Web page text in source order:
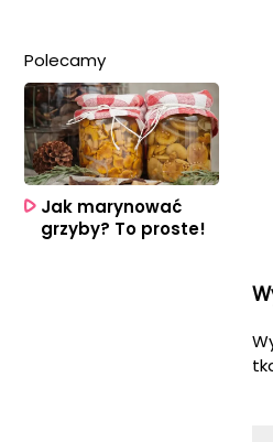
Polecamy
Jak marynować
grzyby? To proste!